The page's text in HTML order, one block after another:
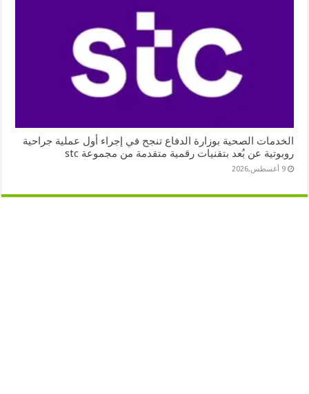
الخدمات الصحية بوزارة الدفاع تنجح في إجراء أول عملية جراحية
روبوتية عن بُعد بتقنيات رقمية متقدمة من مجموعة stc
9 أغسطس,2026